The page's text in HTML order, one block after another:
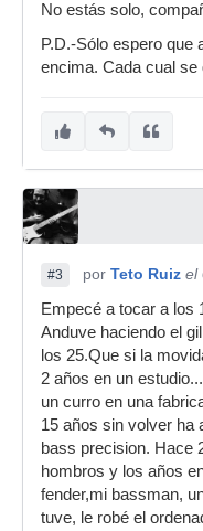
No estás solo,
P.D.-Sólo espero que
encima. Cada cual se
#3 por Teto Ruiz el
Empecé a tocar a los
Anduve haciendo el
los 25.Que si la
2 años en un
un curro en una
15 años sin volver ha
bass precision. Hace
hombros y los años
fender,mi bassman,
tuve, le robé el